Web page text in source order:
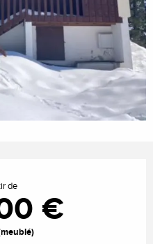
de
€